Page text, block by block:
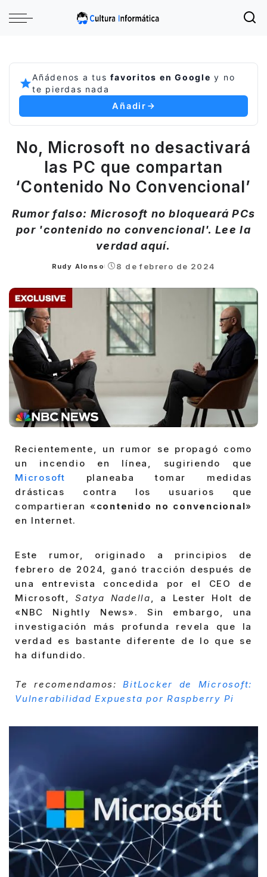
Añádenos a tusfavoritos en Google y no
te pierdas nada
Añadir
No, Microsoft no desactivará
las PC que compartan
‘Contenido No Convencional’
Rumor falso: Microsoft no bloqueará PCs
por 'contenido no convencional'. Lee la
verdad aquí.
Posted
Rudy Alonso 8 de febrero de 2024
Recientemente, un rumor se propagó como
un incendio en línea, sugiriendo que
Microsoft planeaba tomar medidas
drásticas contra los usuarios que
compartieran «contenido no convencional»
en Internet.
Este rumor, originado a principios de
febrero de 2024, ganó tracción después de
una entrevista concedida por el CEO de
Microsoft,Satya Nadella , a Lester Holt de
«NBC Nightly News». Sin embargo, una
investigación más profunda revela que la
verdad es bastante diferente de lo que se
ha difundido.
Te recomendamos:BitLocker de Microsoft:
Vulnerabilidad Expuesta por Raspberry Pi